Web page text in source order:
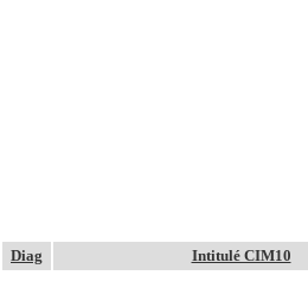
Diag Intitulé CIM10